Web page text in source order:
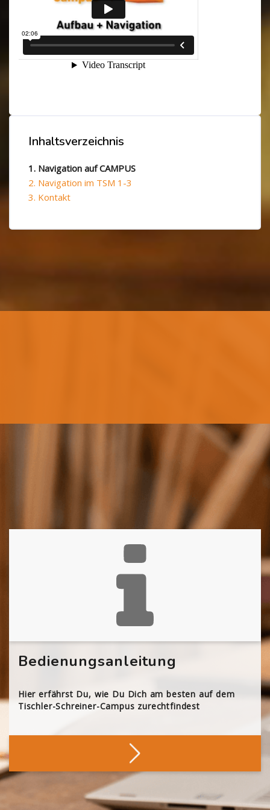
Inhaltsverzeichnis überspringen
Inhaltsverzeichnis
1. Navigation auf CAMPUS
2. Navigation im TSM 1-3
3. Kontakt
Bedienungsanleitung
Hier erfährst Du, wie Du Dich am besten auf dem
Tischler-Schreiner-Campus zurechtfindest